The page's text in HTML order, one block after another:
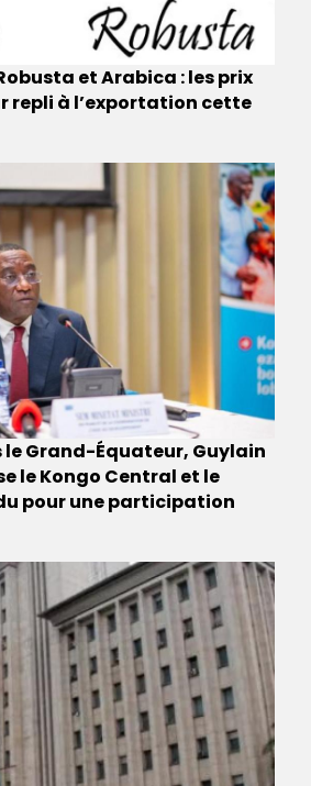
et Arabica : les prix
repli à l’exportation cette
le Grand-Équateur, Guylain
le Kongo Central et le
pour une participation